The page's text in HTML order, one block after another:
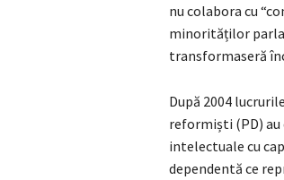
nu colabora cu
minorităților
transformaseră
După 2004
reformiști (PD)
intelectuale cu
dependentă ce